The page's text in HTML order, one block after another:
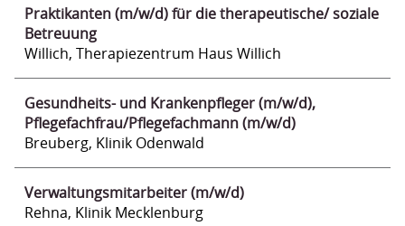
Praktikanten (m/w/d) für die therapeutische/ soziale
Betreuung
Willich, Therapiezentrum Haus Willich
Gesundheits- und Krankenpfleger (m/w/d),
Pflegefachfrau/Pflegefachmann (m/w/d)
Breuberg, Klinik Odenwald
Verwaltungsmitarbeiter (m/w/d)
Rehna, Klinik Mecklenburg